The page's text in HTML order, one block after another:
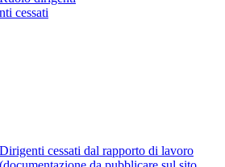
cessati
Dirigenti cessati dal rapporto di lavoro